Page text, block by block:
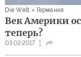
Die Welt Германия
Век Америки
теперь?
03.02.2017